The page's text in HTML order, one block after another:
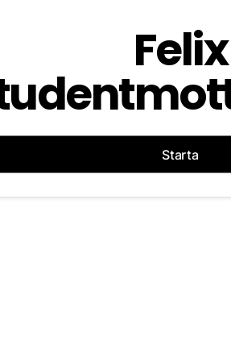
Felix
Starta